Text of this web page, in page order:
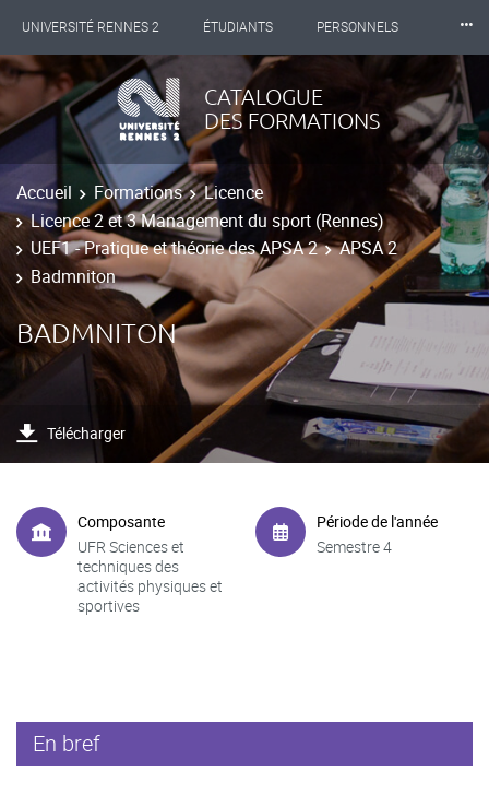
UNIVERSITÉ RENNES 2 ÉTUDIANTS PERSONNELS
INTERNATIONAL PROFESSIONNELS BIBLIOTHÈQUES
LES NOUVELLES DE RENNES 2
⸱⸱⸱
CATALOGUE
DES FORMATIONS
Accueil Formations
Licence
Licence 2 et 3 Management du sport (Rennes)
UEF1 - Pratique et théorie des APSA 2
APSA 2
Badmniton
BADMNITON
Télécharger
Composante
UFR Sciences et
techniques des
activités physiques et
sportives
Période de l'année
Semestre 4
En bref